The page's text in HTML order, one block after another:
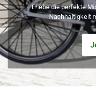
Erlebe die perfekte
Nachhaltigkeit